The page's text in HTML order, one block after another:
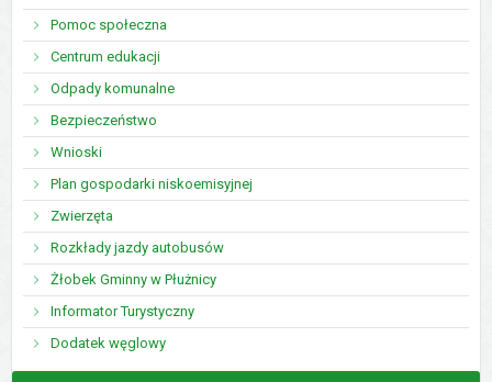
Pomoc społeczna
Centrum edukacji
Odpady komunalne
Bezpieczeństwo
Wnioski
Plan gospodarki niskoemisyjnej
Zwierzęta
Rozkłady jazdy autobusów
Żłobek Gminny w Płużnicy
Informator Turystyczny
Dodatek węglowy